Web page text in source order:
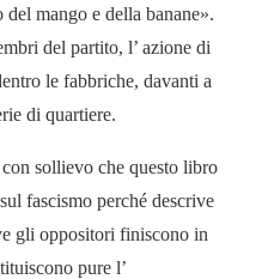
mango e della banane».
del partito, l’ azione di
le fabbriche, davanti a
di quartiere.
sollievo che questo libro
fascismo perché descrive
gli oppositori finiscono in
pure l’